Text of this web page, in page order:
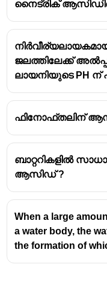
ആസിഡ്
അസിഡസ് എന്ന
ആസിഡിൻ്റെ
ആസിഡ് നീല
ഒരു ആസിഡ്
ബേസികത
ഏകബേസിക
ആയ ആസിഡ്
നൈട്രിക്
ജലത്തിലേക്ക്
ലായനിയുടെ PH ന്
ഫിനോഫ്തലിന്
ബാറ്ററികളിൽ
ആസിഡ് ?
When a large
a water body, the
the formation of